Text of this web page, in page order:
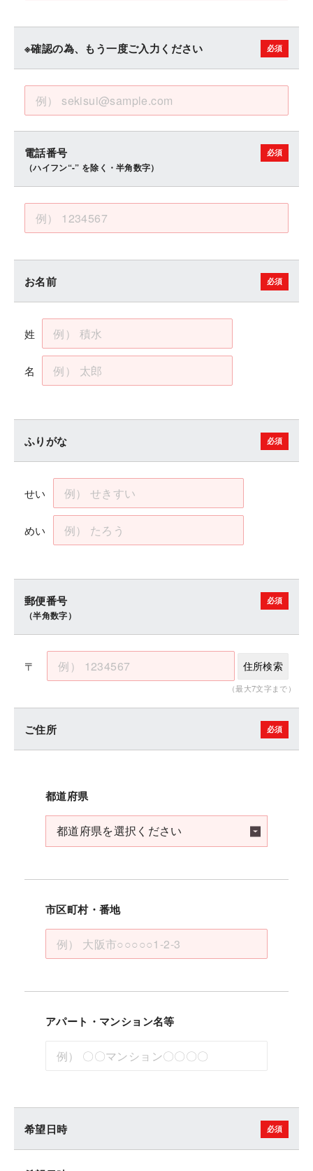
※確認の為、もう一度ご入力ください
電話番号
（ハイフン“-” を除く・半角数字）
お名前
姓
名
ふりがな
せい
めい
郵便番号
（半角数字）
〒
（最大7文字まで）
住所検索
ご住所
都道府県
市区町村・番地
アパート・マンション名等
希望日時